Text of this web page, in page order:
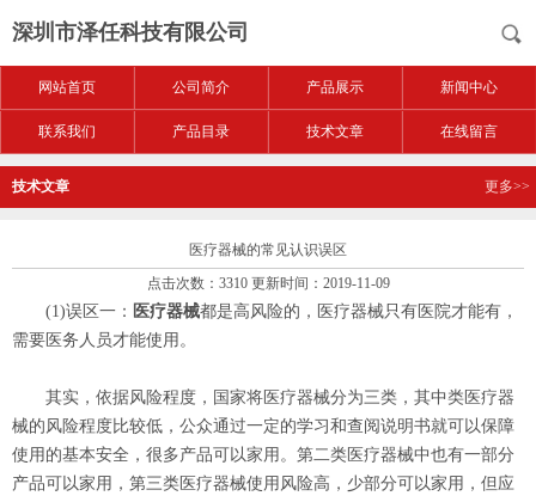
深圳市泽任科技有限公司
网站首页 公司简介 产品展示 新闻中心
联系我们 产品目录 技术文章 在线留言
技术文章 更多>>
医疗器械的常见认识误区
点击次数：3310 更新时间：2019-11-09
(1)误区一： 医疗器械都是高风险的，医疗器械只有医院才能有，
需要医务人员才能使用。
其实，依据风险程度，国家将医疗器械分为三类，其中类医疗器
械的风险程度比较低，公众通过一定的学习和查阅说明书就可以保障
使用的基本安全，很多产品可以家用。第二类医疗器械中也有一部分
产品可以家用，第三类医疗器械使用风险高，少部分可以家用，但应